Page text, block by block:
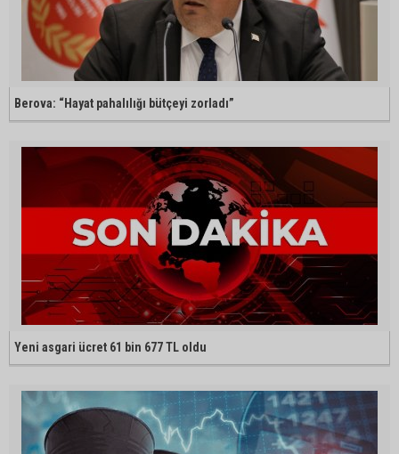
Berova: “Hayat pahalılığı bütçeyi zorladı”
Yeni asgari ücret 61 bin 677 TL oldu